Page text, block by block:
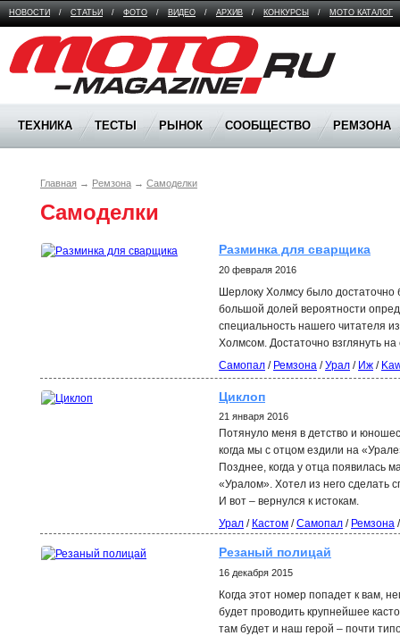
НОВОСТИ / СТАТЬИ / ФОТО / ВИДЕО / АРХИВ / КОНКУРСЫ / МОТО КАТАЛОГ
Moto Magazine
ТЕХНИКА ТЕСТЫ РЫНОК СООБЩЕСТВО РЕМЗОНА
Главная → Ремзона → Самоделки
Самоделки
Разминка для сварщика
20 февраля 2016
Шерлоку Холмсу было достаточно
большой долей вероятности
специальность нашего читателя
Холмсом. Достаточно взглянуть
Самопал / Ремзона /Урал / Иж /
Циклоп
21 января 2016
Потянуло меня в детство и
когда мы с отцом ездили на
Позднее, когда у отца появилась
«Уралом». Хотел из него сделать
И вот – вернулся к истокам.
Урал / Кастом /Самопал / Ремзона /
Резаный полицай
16 декабря 2015
Когда этот номер попадет к вам,
будет проводить крупнейшее
там будет и наш герой – почти